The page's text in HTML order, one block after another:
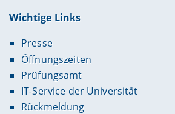
Wichtige Links
Presse
Öffnungszeiten
Prüfungsamt
IT-Service der Universität
Rückmeldung